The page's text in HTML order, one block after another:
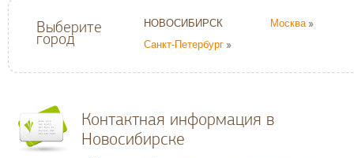
Выберите
город
НОВОСИБИРСК
Москва
Санкт-Петербург
Контактная информация в
Новосибирске